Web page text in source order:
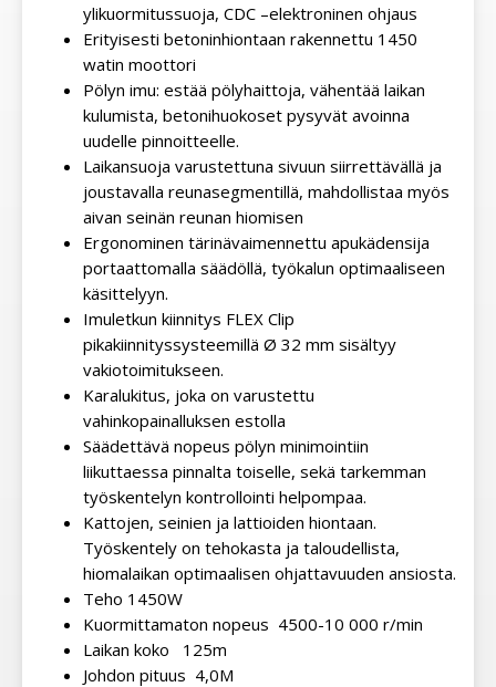
ylikuormitussuoja, CDC –elektroninen ohjaus
Erityisesti betoninhiontaan rakennettu 1450
watin moottori
Pölyn imu: estää pölyhaittoja, vähentää laikan
kulumista, betonihuokoset pysyvät avoinna
uudelle pinnoitteelle.
Laikansuoja varustettuna sivuun siirrettävällä ja
joustavalla reunasegmentillä, mahdollistaa myös
aivan seinän reunan hiomisen
Ergonominen tärinävaimennettu apukädensija
portaattomalla säädöllä, työkalun optimaaliseen
käsittelyyn.
Imuletkun kiinnitys FLEX Clip
pikakiinnityssysteemillä Ø 32 mm sisältyy
vakiotoimitukseen.
Karalukitus, joka on varustettu
vahinkopainalluksen estolla
Säädettävä nopeus pölyn minimointiin
liikuttaessa pinnalta toiselle, sekä tarkemman
työskentelyn kontrollointi helpompaa.
Kattojen, seinien ja lattioiden hiontaan.
Työskentely on tehokasta ja taloudellista,
hiomalaikan optimaalisen ohjattavuuden ansiosta.
Teho 1450W
Kuormittamaton nopeus 4500-10 000 r/min
Laikan koko 125m
Johdon pituus 4,0M